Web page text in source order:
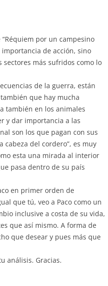
por un campesino
de acción, sino
sectores más sufridos como lo
de la guerra, están
que hay mucha
también en los animales
y dar importancia a las
son los que pagan con sus
cabeza del cordero”, es muy
esta una mirada al interior
pasa dentro de su país
en primer orden de
que tú, veo a Paco como un
inclusive a costa de su vida,
que así mismo. A forma de
que desear y pues más que
análisis. Gracias.